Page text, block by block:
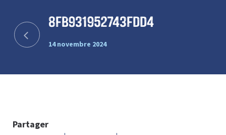
8fb931952743fdd4
14 novembre 2024
Partager